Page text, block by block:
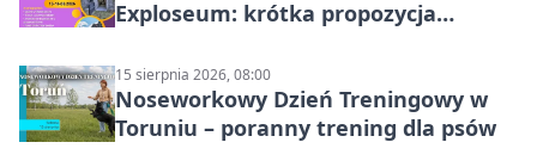
Exploseum: krótka propozycja
15 sierpnia 2026, 08:00
Noseworkowy Dzień Treningowy w
Toruniu – poranny trening dla psów